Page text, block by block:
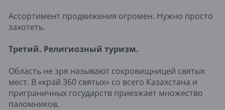
Ассортимент продвижения огромен. Нужно просто
захотеть.
Третий. Религиозный туризм.
Область не зря называют сокровищницей святых
мест. В «край 360 святых» со всего Казахстана и
приграничных государств приезжает множество
паломников.